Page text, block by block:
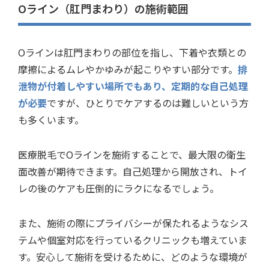
Oライン（肛門まわり）の施術範囲
Oラインは肛門まわりの部位を指し、下着や衣類との
摩擦によるムレやかゆみが起こりやすい部分です。 排
泄物が付着しやすい場所でもあり、定期的な自己処理
が必要ですが、ひとりでケアするのは難しいという方
も多くいます。
医療脱毛でOラインを施術することで、最大限の衛生
面改善が期待できます。自己処理から開放され、トイ
レの後のケアも圧倒的にラクになるでしょう。
また、施術の際にプライバシーが保たれるようなシス
テムや個室対応を行っているクリニックも増えていま
す。安心して施術を受けるために、どのような環境が